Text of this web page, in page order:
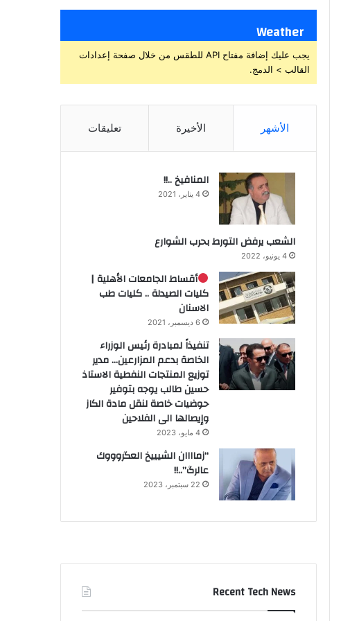
Weather
يجب عليك إضافة مفتاح API للطقس من خلال صفحة إعدادات
القالب > الدمج.
الأشهر الأخيرة تعليقات
المنافيخ ..!!
4 يناير، 2021
الشعب يرفض التورط بحرب الشوارع
4 يونيو، 2022
أقساط الجامعات الأهلية |
كليات الصيدلة .. كليات طب
الاسنان
6 ديسمبر، 2021
تنفيذاً لمبادرة رئيس الوزراء
الخاصة بدعم المزارعين… مدير
توزيع المنتجات النفطية الاستاذ
حسين طالب يوجه بتوفير
حوضيات خاصة لنقل مادة الكاز
وإيصالها الى الفلاحين
4 مايو، 2023
“زماااان الشيييخ العگروووك
عالرگ”..!!
22 سبتمبر، 2023
Recent Tech News